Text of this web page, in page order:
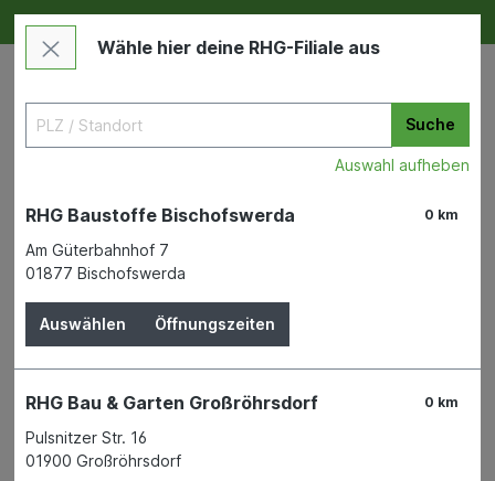
Deine RHG NEU ERLEBEN
Zu "staba-technic" wurde kein
Produkt gefunden
Wähle hier deine RHG-Filiale aus
Suche
Auswahl aufheben
0 km
RHG Baustoffe Bischofswerda
Am Güterbahnhof 7
01877 Bischofswerda
Auswählen Öffnungszeiten
0 km
RHG Bau & Garten Großröhrsdorf
Pulsnitzer Str. 16
01900 Großröhrsdorf